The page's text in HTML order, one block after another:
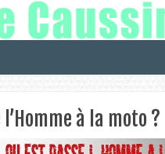
à la moto ?